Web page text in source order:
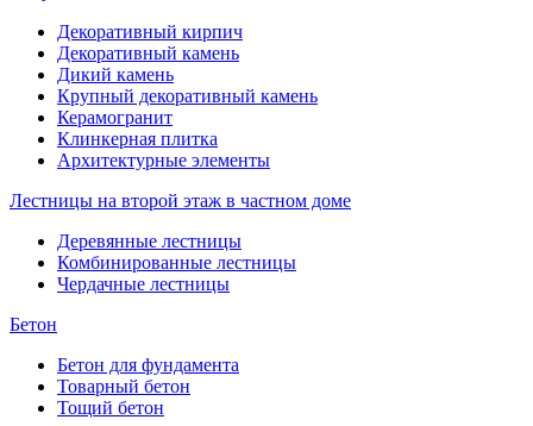
Декоративный кирпич
Декоративный камень
Дикий камень
Крупный декоративный камень
Керамогранит
Клинкерная плитка
Архитектурные элементы
Лестницы на второй этаж в частном доме
Деревянные лестницы
Комбинированные лестницы
Чердачные лестницы
Бетон
Бетон для фундамента
Товарный бетон
Тощий бетон